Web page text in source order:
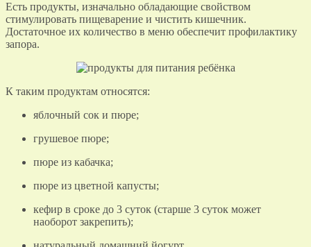
Есть продукты, изначально обладающие свойством
стимулировать пищеварение и чистить кишечник.
Достаточное их количество в меню обеспечит профилактику
запора.
К таким продуктам относятся:
яблочный сок и пюре;
грушевое пюре;
пюре из кабачка;
пюре из цветной капусты;
кефир в сроке до 3 суток (старше 3 суток может
наоборот закрепить);